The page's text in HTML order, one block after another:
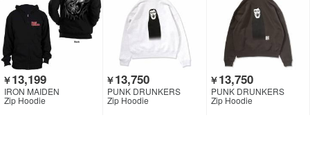
￥13,199
IRON MAIDEN
Zip Hoodie
￥13,750
PUNK DRUNKERS
Zip Hoodie
￥13,750
PUNK DRUNKERS
Zip Hoodie